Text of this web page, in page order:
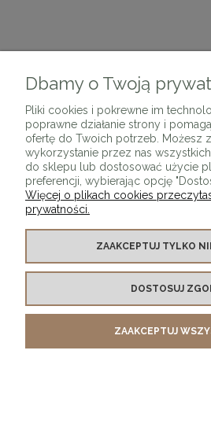
Krzesło tapicerowane LINEI
930,00 zł
Dbamy o Twoją
Pliki cookies i pokrewne im
poprawne działanie strony i
ofertę do Twoich potrzeb. Możesz
wykorzystanie przez nas
do sklepu lub dostosować użycie
preferencji, wybierając opcję
Więcej o plikach cookies
prywatności.
ZAAKCEPTUJ TYLKO
DOSTOSUJ
ZAAKCEPTUJ